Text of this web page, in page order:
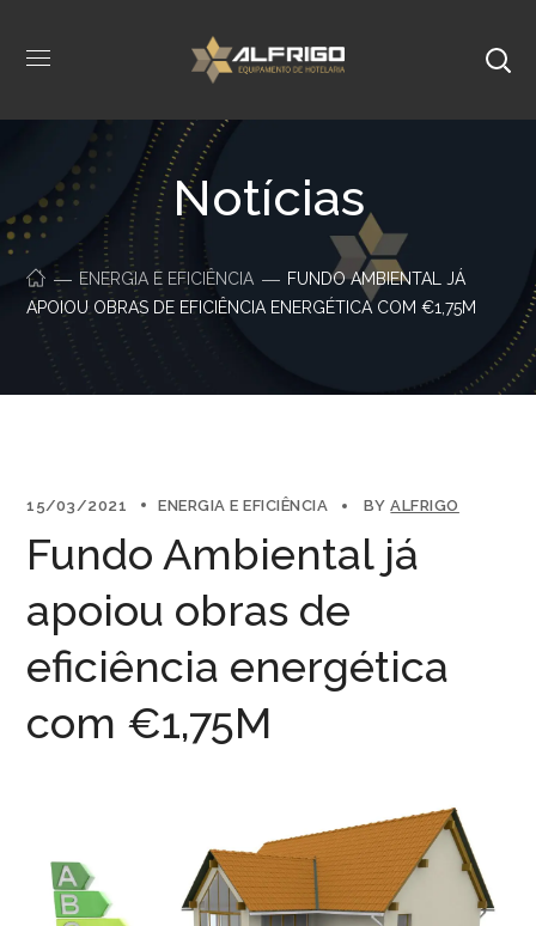
Notícias
ENERGIA E EFICIÊNCIA
FUNDO AMBIENTAL JÁ
APOIOU OBRAS DE EFICIÊNCIA ENERGÉTICA COM €1,75M
15/03/2021 ENERGIA E EFICIÊNCIA BYALFRIGO
Fundo Ambiental já
apoiou obras de
eficiência energética
com €1,75M